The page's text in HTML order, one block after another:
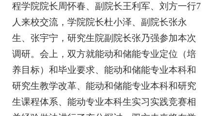
程学院院长周怀春、副院长王利军、刘方一行7
人来校交流，学院院长杜小泽、副院长张永
生、张宇宁，研究生院副院长张乃强参加本次
调研。会上，双方就能动和储能专业定位（培
养目标）和毕业要求、能动和储能专业本科和
研究生教学改革、能动和储能专业本科和研究
生课程体系、能动专业本科生实习实践竞赛相